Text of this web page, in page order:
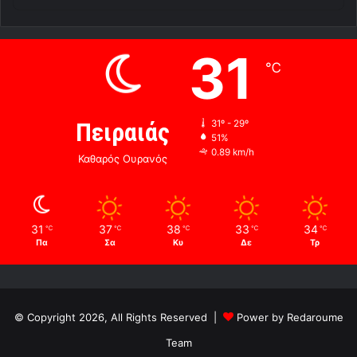
Πειραιάς
Καθαρός Ουρανός
31 ℃
31º - 29º
51%
0.89 km/h
31 ℃
Πα
37 ℃
Σα
38 ℃
Κυ
33 ℃
Δε
34 ℃
Τρ
© Copyright 2026, All Rights Reserved |
Power by Redaroume
Team